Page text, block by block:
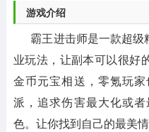
游戏介绍
霸王进击师是一款超级
业玩法，让副本可以很好
金币元宝相送，零氪玩
派，追求伤害最大化或
色。让你找到自己的最美